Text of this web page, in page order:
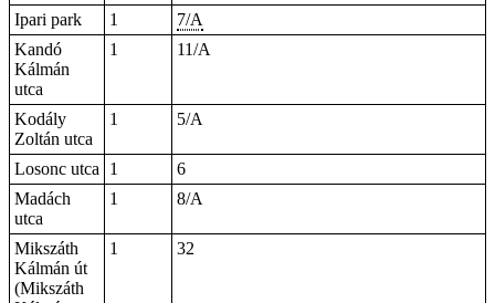
Ipari park 1
7/A
Kandó
Kálmán
utca
1 11/A
Kodály
Zoltán utca
1 5/A
Losonc utca 1
6
Madách
utca
1 8/A
Mikszáth
Kálmán út
(Mikszáth
1 32